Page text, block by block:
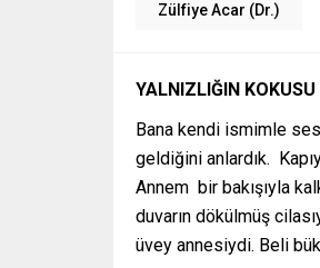
Zülfiye Acar (Dr.)
YALNIZLIĞIN KOKUSU
Bana kendi ismimle
geldiğini anlardık.
Annem bir bakışıyla
duvarın dökülmüş
üvey annesiydi. Beli